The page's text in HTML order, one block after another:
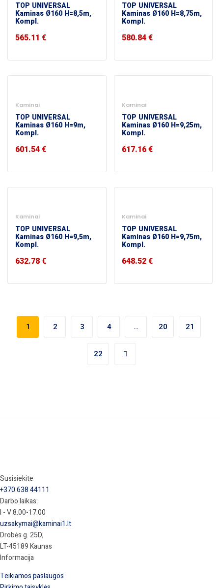
TOP UNIVERSAL
Kaminas Ø160 H=8,5m,
Kompl.
565.11 €
TOP UNIVERSAL
Kaminas Ø160 H=8,75m,
Kompl.
580.84€
Kaminai
TOP UNIVERSAL
Kaminas Ø160 H=9m,
Kompl.
601.54€
Kaminai
TOP UNIVERSAL
Kaminas Ø160 H=9,25m,
Kompl.
617.16€
Kaminai
TOP UNIVERSAL
Kaminas Ø160 H=9,5m,
Kompl.
632.78€
Kaminai
TOP UNIVERSAL
Kaminas Ø160 H=9,75m,
Kompl.
648.52€
1 2 3 4 … 20 21
22
Susisiekite
+370 638 44111
Darbo laikas:
I - V 8:00-17:00
uzsakymai@kaminai1.lt
Drobės g. 25D,
LT-45189 Kaunas
Informacija
Teikiamos paslaugos